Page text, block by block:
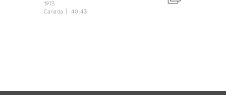
1973
Canada
40:43